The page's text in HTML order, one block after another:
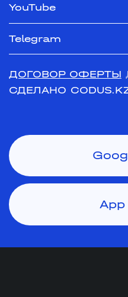
YouTube
Telegram
ДОГОВОР ОФЕРТЫ
СДЕЛАНО